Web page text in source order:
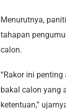
Menurutnya,
tahapan
calon.
“Rakor ini
bakal calon yang
ketentuan,”